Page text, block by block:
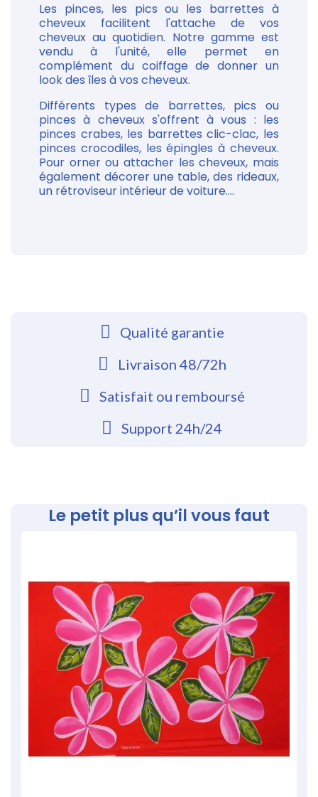
Les pinces, les pics ou les barrettes à
cheveux facilitent l'attache de vos
cheveux au quotidien. Notre gamme est
vendu à l'unité, elle permet en
complément du coiffage de donner un
look des îles à vos cheveux.
Différents types de barrettes, pics ou
pinces à cheveux s'offrent à vous : les
pinces crabes, les barrettes clic-clac, les
pinces crocodiles, les épingles à cheveux.
Pour orner ou attacher les cheveux, mais
également décorer une table, des rideaux,
un rétroviseur intérieur de voiture....
Qualité garantie
Livraison 48/72h
Satisfait ou remboursé
Support 24h/24
Le petit plus qu’il vous faut